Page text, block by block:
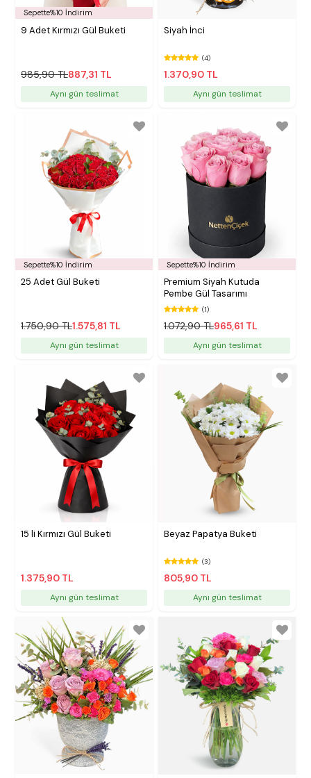
Sepette%10 İndirim
9 Adet Kırmızı Gül Buketi
985,90 TL887,31 TL
Aynı gün teslimat
Siyah İnci
(4)
1.370,90 TL
Aynı gün teslimat
Sepette%10 İndirim
25 Adet Gül Buketi
1.750,90 TL1.575,81 TL
Aynı gün teslimat
Sepette%10 İndirim
Premium Siyah Kutuda
Pembe Gül Tasarımı
(1)
1.072,90 TL965,61 TL
Aynı gün teslimat
15 li Kırmızı Gül Buketi
1.375,90 TL
Aynı gün teslimat
Beyaz Papatya Buketi
(3)
805,90 TL
Aynı gün teslimat